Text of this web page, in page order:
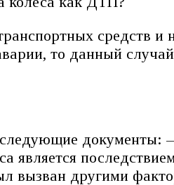
средств и
то данный
документы:
является
вызван другими